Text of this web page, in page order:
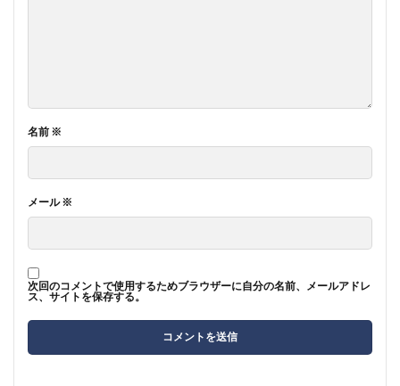
名前 ※
メール※
次回のコメントで使用するためブラウザーに自分の名前、メールアドレ
ス、サイトを保存する。